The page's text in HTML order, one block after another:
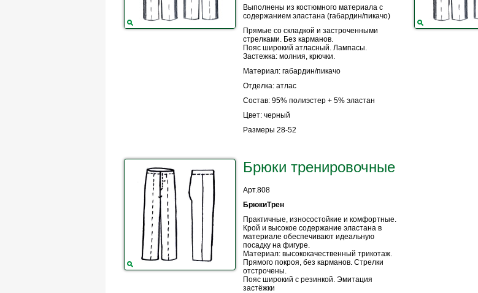
Выполнены из костюмного материала с
содержанием эластана (габардин/пикачо)
Прямые со складкой и застроченными
стрелками. Без карманов.
Пояс широкий атласный. Лампасы.
Застежка: молния, крючки.
Материал: габардин/пикачо
Отделка: атлас
Состав: 95% полиэстер + 5% эластан
Цвет: черный
Размеры 28-52
Брюки тренировочные
Арт.808
БрюкиТрен
Практичные, износостойкие и комфортные.
Крой и высокое содержание эластана в
материале обеспечивают идеальную
посадку на фигуре.
Материал: высококачественный трикотаж.
Прямого покроя, без карманов. Стрелки
отстрочены.
Пояс широкий с резинкой. Эмитация
застёжки